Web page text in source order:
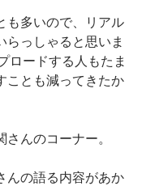
も多いので、リアル
らっしゃると思いま
ロードする人もたま
ことも減ってきたか
んのコーナー。
んの語る内容があか